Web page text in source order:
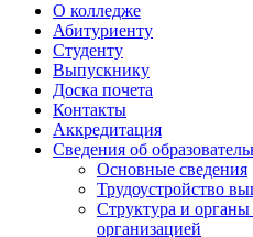
О колледже
Абитуриенту
Студенту
Выпускнику
Доска почета
Контакты
Аккредитация
Сведения об
Основные сведения
Трудоустройство
Структура и органы
организацией